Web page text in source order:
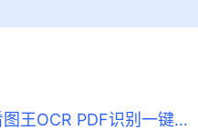
图片转文字怎么操作？2345看图王OCR PDF识别一键提取表格与扫描件